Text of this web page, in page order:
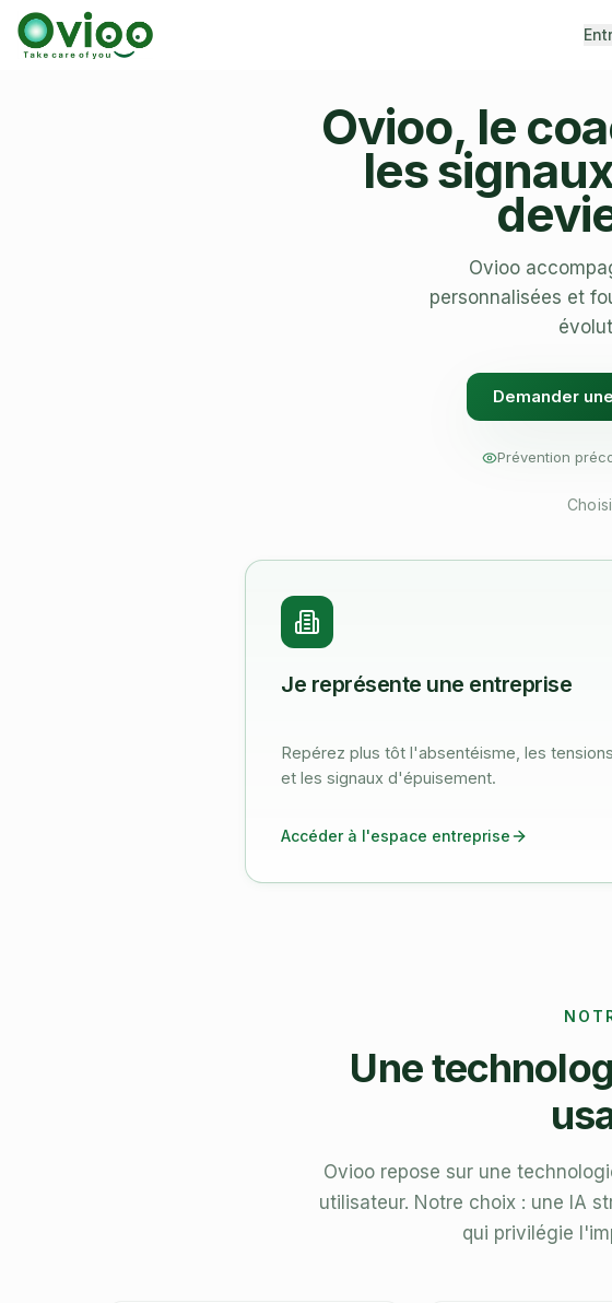
Ovioo, le
les
Ovioo
personnalisées et
Demander
Prévention
Je représente une entreprise
Repérez plus tôt l'absentéisme, les
et les signaux d'épuisement.
Accéder à l'espace entreprise
Une
Ovioo repose sur une
utilisateur. Notre choix : une IA
qui privilégie